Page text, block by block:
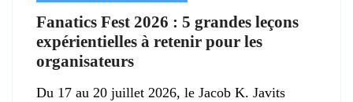
Fanatics Fest 2026 : 5 grandes leçons
expérientielles à retenir pour les
organisateurs
Du 17 au 20 juillet 2026, le Jacob K. Javits